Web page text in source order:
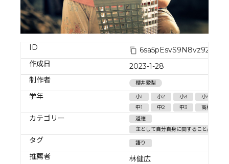
ID
6sa5pEsvS9N8vz92InCF
作成日
2023-1-28
制作者
櫻井愛梨
学年 小1 小2 小3 小4
中1
中2 中3 高校生
カテゴリー
道徳
主として自分自身に関すること/希望と
タグ 語り
推薦者
林健広